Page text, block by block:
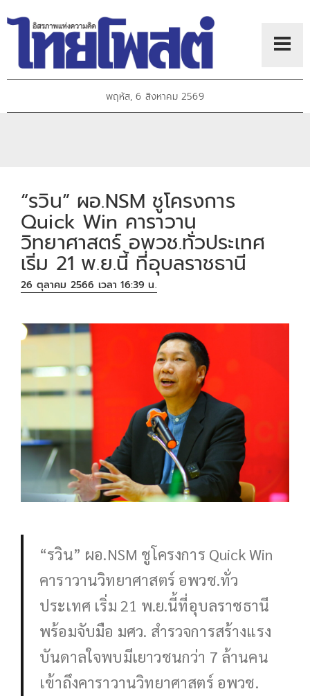
พฤหัส, 6 สิงหาคม 2569
“รวิน” ผอ.NSM ชูโครงการ
Quick Win คาราวาน
วิทยาศาสตร์ อพวช.ทั่วประเทศ
เริ่ม 21 พ.ย.นี้ ที่อุบลราชธานี
26 ตุลาคม 2566 เวลา 16:39 น.
“รวิน” ผอ.NSM ชูโครงการ Quick Win
คาราวานวิทยาศาสตร์ อพวช.ทั่ว
ประเทศ เริ่ม 21 พ.ย.นี้ที่อุบลราชธานี
พร้อมจับมือ มศว. สำรวจการสร้างแรง
บันดาลใจพบมีเยาวชนกว่า 7 ล้านคน
เข้าถึงคาราวานวิทยาศาสตร์ อพวช.